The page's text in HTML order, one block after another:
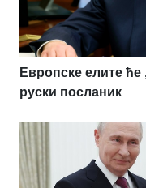
Европске елите
руски посланик